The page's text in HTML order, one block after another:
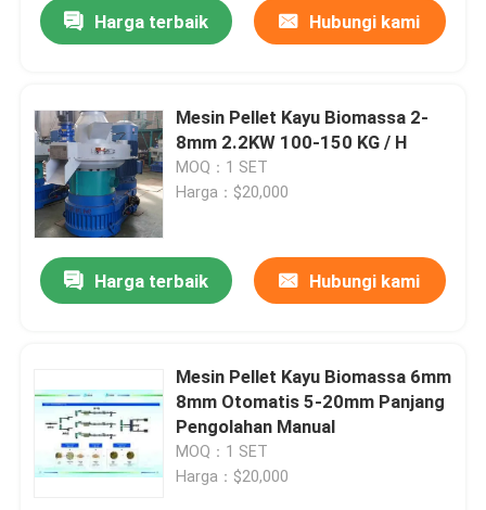
Produk
video
Harga terbaik Hubungi kami
Mesin Pellet Kayu Biomassa 2-
8mm 2.2KW 100-150 KG / H
MOQ：1 SET
Harga：$20,000
Harga terbaik Hubungi kami
Mesin Pellet Kayu Biomassa 6mm
8mm Otomatis 5-20mm Panjang
Pengolahan Manual
MOQ：1 SET
Harga：$20,000